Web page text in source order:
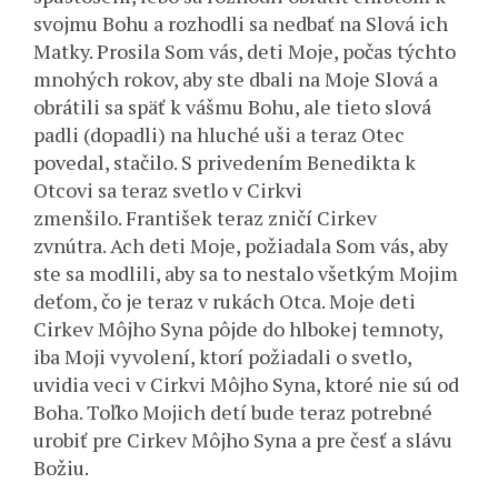
svojmu Bohu a rozhodli sa nedbať na Slová ich
Matky. Prosila Som vás, deti Moje, počas týchto
mnohých rokov, aby ste dbali na Moje Slová a
obrátili sa späť k vášmu Bohu, ale tieto slová
padli (dopadli) na hluché uši a teraz Otec
povedal, stačilo. S privedením Benedikta k
Otcovi sa teraz svetlo v Cirkvi
zmenšilo. František teraz zničí Cirkev
zvnútra. Ach deti Moje, požiadala Som vás, aby
ste sa modlili, aby sa to nestalo všetkým Mojim
deťom, čo je teraz v rukách Otca. Moje deti
Cirkev Môjho Syna pôjde do hlbokej temnoty,
iba Moji vyvolení, ktorí požiadali o svetlo,
uvidia veci v Cirkvi Môjho Syna, ktoré nie sú od
Boha. Toľko Mojich detí bude teraz potrebné
urobiť pre Cirkev Môjho Syna a pre česť a slávu
Božiu.